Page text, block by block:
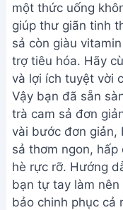
một thức uống
giúp thư giãn tinh
sả còn giàu
trợ tiêu hóa. Hãy
và lợi ích tuyệt vời
Vậy bạn đã sẵn
trà cam sả đơn
vài bước đơn giản,
sả thơm ngon,
hè rực rỡ. Hướng
bạn tự tay làm
bảo chinh phục cả